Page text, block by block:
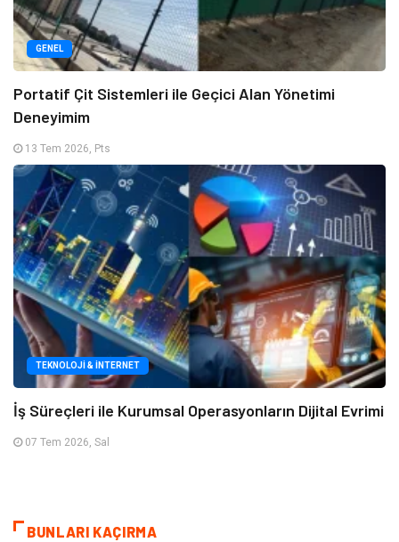
GENEL
Portatif Çit Sistemleri ile Geçici Alan Yönetimi
Deneyimim
13 Tem 2026, Pts
TEKNOLOJI & İNTERNET
İş Süreçleri ile Kurumsal Operasyonların Dijital Evrimi
07 Tem 2026, Sal
BUNLARI KAÇIRMA